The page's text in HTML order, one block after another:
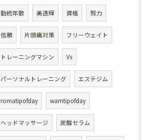
勤続年数 美透輝 資格 努力
信頼 片頭痛対策 フリーウェイト
トレーニングマシン Vs
パーソナルトレーニング エステジム
romatipofday wamtipofday
ヘッドマッサージ 炭酸セラム